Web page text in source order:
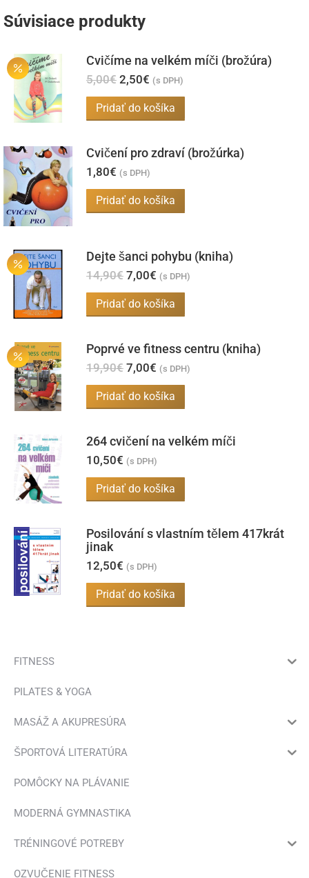
Súvisiace produkty
Cvičíme na velkém míči (brožúra)
5,00€ Pôvodná
bola:
5,00€.
2,50€ Aktuálna
je:
2,50€.
(s DPH)
Pridať do košíka
Cvičení pro zdraví (brožúrka)
1,80€ (s DPH)
Pridať do košíka
Dejte šanci pohybu (kniha)
14,90€ Pôvodná
cena
bola:
14,90€.
7,00€ Aktuálna
cena
je:
7,00€.
(s DPH)
Pridať do košíka
Poprvé ve fitness centru (kniha)
19,90€ Pôvodná
cena
bola:
19,90€.
7,00€ Aktuálna
cena
je:
7,00€.
(s DPH)
Pridať do košíka
264 cvičení na velkém míči
10,50€ (s DPH)
Pridať do košíka
Posilování s vlastním tělem 417krát
jinak
12,50€ (s DPH)
Pridať do košíka
FITNESS
PILATES & YOGA
MASÁŽ A AKUPRESÚRA
ŠPORTOVÁ LITERATÚRA
POMÔCKY NA PLÁVANIE
MODERNÁ GYMNASTIKA
TRÉNINGOVÉ POTREBY
OZVUČENIE FITNESS